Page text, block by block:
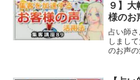
９】
様のお
占い師
しまし
のお声の